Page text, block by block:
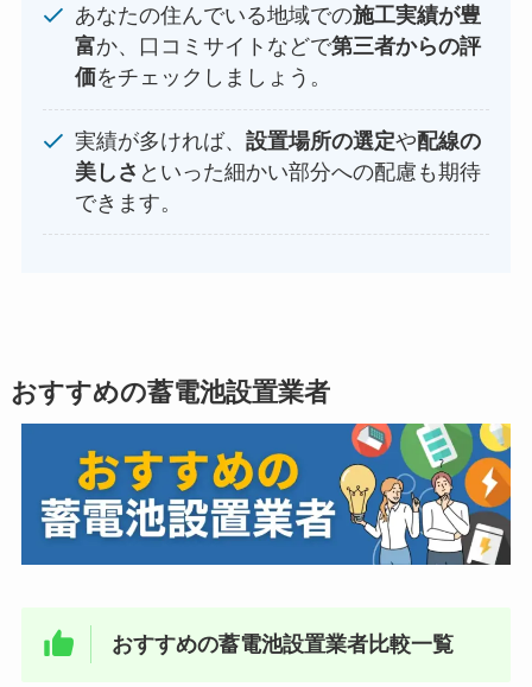
あなたの住んでいる地域での施工実績が豊
富か、口コミサイトなどで第三者からの評
価をチェックしましょう。
実績が多ければ、 設置場所の選定や配線の
美しさ といった細かい部分への配慮も期待
できます。
おすすめの蓄電池設置業者
おすすめの蓄電池設置業者比較一覧